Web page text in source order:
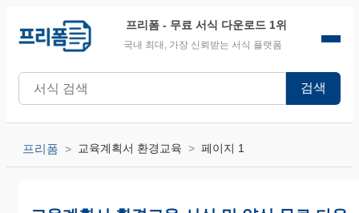
프리폼 - 무료 서식 다운로드 1위
국내 최대, 가장 신뢰받는 서식 플랫폼
검색
프리폼 교육계획서 환경교육 페이지 1